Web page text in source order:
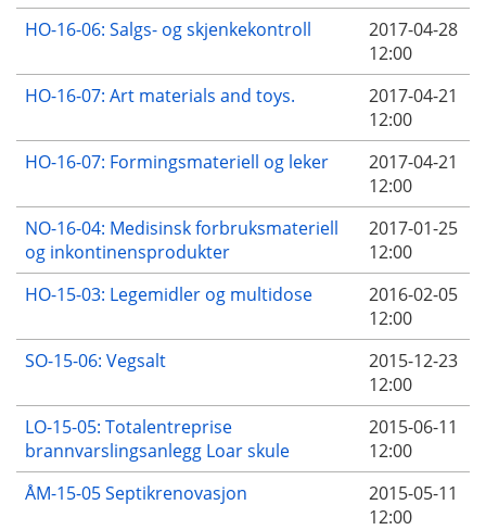
HO-16-06: Salgs- og skjenkekontroll
2017-04-28
12:00
HO-16-07: Art materials and toys.
2017-04-21
12:00
HO-16-07: Formingsmateriell og leker
2017-04-21
12:00
NO-16-04: Medisinsk forbruksmateriell
og inkontinensprodukter
2017-01-25
12:00
HO-15-03: Legemidler og multidose
2016-02-05
12:00
SO-15-06: Vegsalt
2015-12-23
12:00
LO-15-05: Totalentreprise
brannvarslingsanlegg Loar skule
2015-06-11
12:00
ÅM-15-05 Septikrenovasjon
2015-05-11
12:00